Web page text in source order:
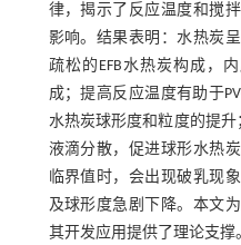
律，揭示了反应温度和搅
影响。结果表明：水热炭
疏松的EFB水热炭构成，
成；提高反应温度有助于
水热炭球形度和粒度的提升
液滴分散，促进球形水热
临界值时，会出现破乳现
及球形度急剧下降。本文
其开发应用提供了理论支撑